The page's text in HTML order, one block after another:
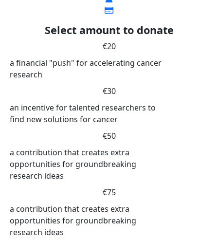
Select amount to donate
€20
a financial "push" for accelerating cancer
research
€30
an incentive for talented researchers to
find new solutions for cancer
€50
a contribution that creates extra
opportunities for groundbreaking
research ideas
€75
a contribution that creates extra
opportunities for groundbreaking
research ideas